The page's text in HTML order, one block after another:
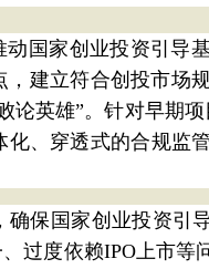
国家创业投资引导
建立符合创投市场
论英雄”。针对早期
、穿透式的合规监
保国家创业投资引
过度依赖IPO上市等